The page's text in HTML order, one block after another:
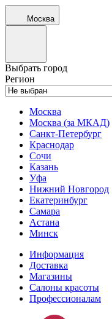
Москва
Выбрать город
Регион
Москва
Москва (за МКАД)
Санкт-Петербург
Краснодар
Сочи
Казань
Уфа
Нижний Новгород
Екатеринбург
Самара
Астана
Минск
Информация
Доставка
Магазины
Салоны красоты
Профессионалам